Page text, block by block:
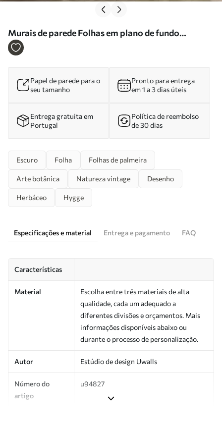
Murais de parede Folhas em plano de fundo
texturizado Nr. u94827
Papel de parede para o
seu tamanho
Pronto para entrega
em 1 a 3 dias úteis
Entrega gratuita em
Portugal
Política de reembolso
de 30 dias
Escuro Folha Folhas de palmeira
Arte botânica Natureza vintage Desenho
Herbáceo Hygge
Especificações e material Entrega e pagamento FAQ
Características
Material
Escolha entre três materiais de alta
qualidade, cada um adequado a
diferentes divisões e orçamentos. Mais
informações disponíveis abaixo ou
durante o processo de personalização.
Autor Estúdio de design Uwalls
Número do
artigo
u94827